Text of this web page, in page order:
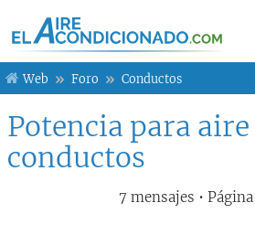
Web Foro Conductos
Potencia para
conductos
7 mensajes • Página